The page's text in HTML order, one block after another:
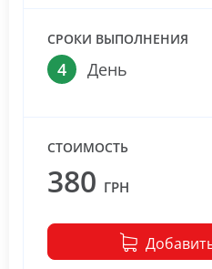
СРОКИ ВЫПОЛНЕНИЯ
4 День
СТОИМОСТЬ
380 ГРН